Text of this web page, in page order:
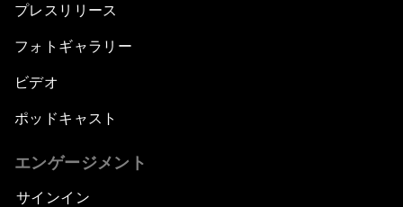
プレスリリース
フォトギャラリー
ビデオ
ポッドキャスト
エンゲージメント
サインイン